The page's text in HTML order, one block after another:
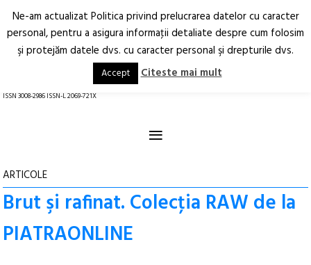
Arhitectură.
Oraș.
RO EN
ISSN 3008-2986 ISSN-L 2069-721X
≡
ARTICOLE
Brut şi rafinat. Colecţia RAW de la
PIATRAONLINE
Ne-am actualizat Politica privind prelucrarea datelor cu caracter
personal, pentru a asigura informaţii detaliate despre cum folosim
şi protejăm datele dvs. cu caracter personal şi drepturile dvs.
Accept Citeste mai mult